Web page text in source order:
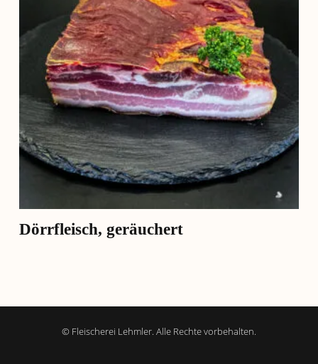
Dörrfleisch, geräuchert
© Fleischerei Lehmler. Alle Rechte vorbehalten.